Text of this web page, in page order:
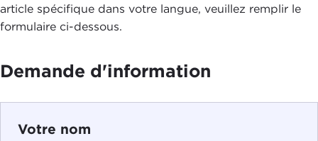
article spécifique dans votre langue, veuillez remplir le
formulaire ci-dessous.
Demande d'information
Votre nom